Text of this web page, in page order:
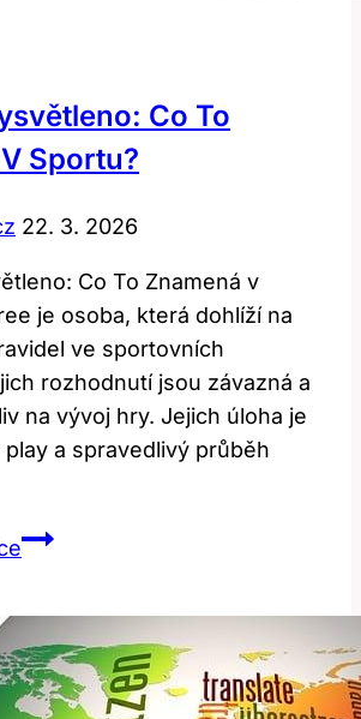
Co To
Sportu?
22. 3. 2026
Co To Znamená v
je osoba, která dohlíží na
ve sportovních
rozhodnutí jsou závazná a
na vývoj hry. Jejich úloha je
a spravedlivý průběh
Referee
znamená
v